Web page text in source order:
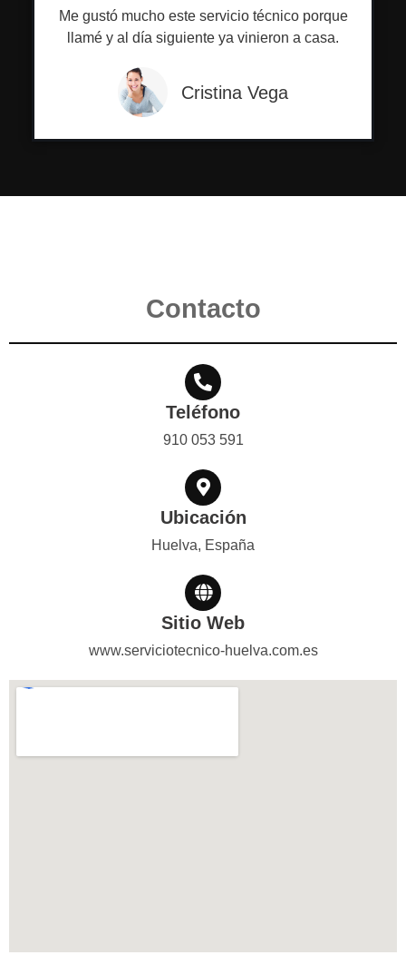
Me gustó mucho este servicio técnico porque
llamé y al día siguiente ya vinieron a casa.
Cristina Vega
Contacto
Teléfono
910 053 591
Ubicación
Huelva, España
Sitio Web
www.serviciotecnico-huelva.com.es